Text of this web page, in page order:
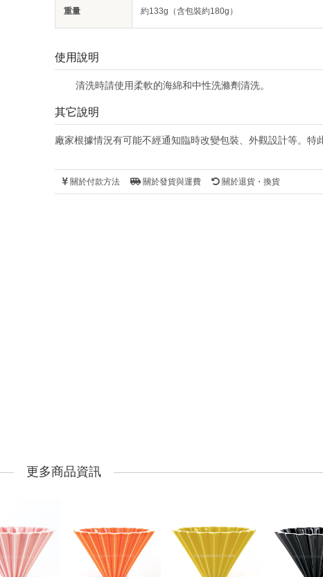
重量 約133g（含包裝約180g）
使用說明
清洗時請使用柔軟的海綿和中性洗滌劑清洗。
其它說明
廠家根據情況有可能不經通知臨時改變包裝、外觀設計等。特
關於付款方法 關於發貨與運費 關於退貨・換貨
更多商品資訊